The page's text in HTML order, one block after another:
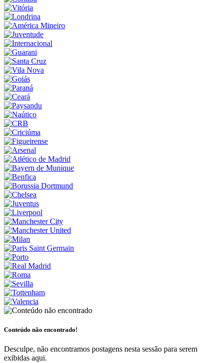
Conteúdo não encontrado!
Desculpe, não encontramos postagens nesta sessão para serem
exibidas aqui.